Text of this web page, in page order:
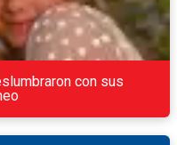
con sus